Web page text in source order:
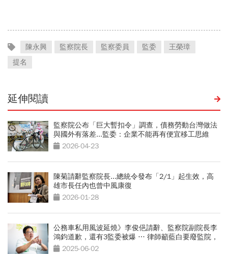
陳永興 監察院長 監察委員 監委
王榮璋
提名
延伸閱讀
監察院公布「巨大暫扣令」調查，債務勞動台灣做法
與國外有落差...監委：企業不能再有便宜移工思維
2026-04-23
陳菊請辭監察院長...總統令發布「2/1」起生效，高
雄市長任內也曾中風康復
2026-01-28
公務車私用風波延燒》李俊俋請辭、監察院副院長李
鴻鈞道歉，還有3監委被爆 … 律師籲藍白要廢監院，
用「這方法」才合憲
2025-06-02